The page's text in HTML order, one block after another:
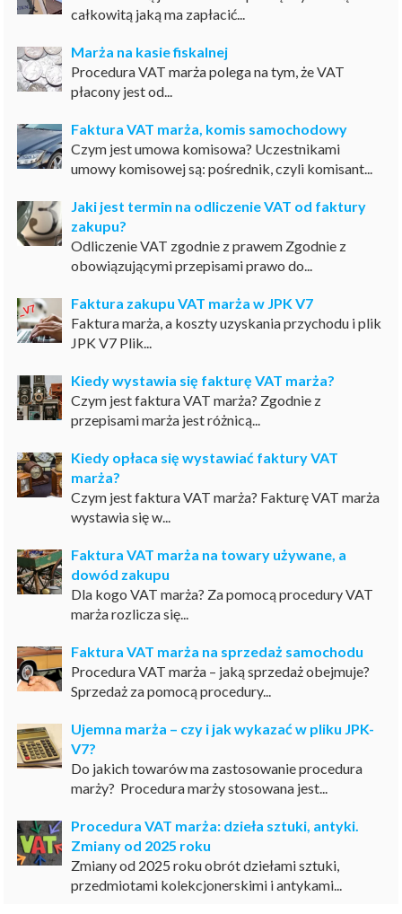
całkowitą jaką ma zapłacić...
Marża na kasie fiskalnej
Procedura VAT marża polega na tym, że VAT
płacony jest od...
Faktura VAT marża, komis samochodowy
Czym jest umowa komisowa? Uczestnikami
umowy komisowej są: pośrednik, czyli komisant...
Jaki jest termin na odliczenie VAT od faktury
zakupu?
Odliczenie VAT zgodnie z prawem Zgodnie z
obowiązującymi przepisami prawo do...
Faktura zakupu VAT marża w JPK V7
Faktura marża, a koszty uzyskania przychodu i plik
JPK V7 Plik...
Kiedy wystawia się fakturę VAT marża?
Czym jest faktura VAT marża? Zgodnie z
przepisami marża jest różnicą...
Kiedy opłaca się wystawiać faktury VAT
marża?
Czym jest faktura VAT marża? Fakturę VAT marża
wystawia się w...
Faktura VAT marża na towary używane, a
dowód zakupu
Dla kogo VAT marża? Za pomocą procedury VAT
marża rozlicza się...
Faktura VAT marża na sprzedaż samochodu
Procedura VAT marża – jaką sprzedaż obejmuje?
Sprzedaż za pomocą procedury...
Ujemna marża – czy i jak wykazać w pliku JPK-
V7?
Do jakich towarów ma zastosowanie procedura
marży? Procedura marży stosowana jest...
Procedura VAT marża: dzieła sztuki, antyki.
Zmiany od 2025 roku
Zmiany od 2025 roku obrót dziełami sztuki,
przedmiotami kolekcjonerskimi i antykami...